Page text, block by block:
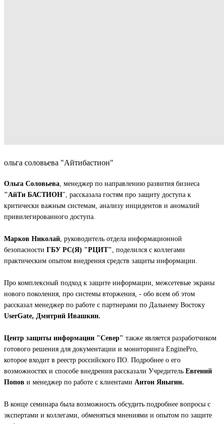
ольга соловьева "Айтибастион"
Ольга Соловьева , менеджер по направлению развития бизнеса
"АйТи БАСТИОН", рассказала гостям про защиту доступа к
критически важным системам, анализу инцидентов и аномалий
привилегированного доступа.
Марков Николай , руководитель отдела информационной
безопасности ГБУ РС(Я) "РЦИТ" , поделился с коллегами
практическим опытом внедрения средств защиты информации.
Про комплексный подход к защите информации, межсетевые экраны
нового поколения, про системы вторжения, - обо всем об этом
рассказал менеджер по работе с партнерами по Дальнему Востоку
UserGate, Дмитрий Ивашкин.
Центр защиты информации "Север" также является разработчиком
готового решения для документации и мониторинга EnginePro,
которое входит в реестр российского ПО. Подробнее о его
возможностях и способе внедрения рассказали Учредитель Евгений
Попов и менеджер по работе с клиентами Антон Яныгин.
В конце семинара была возможность обсудить подробнее вопросы с
экспертами и коллегами, обменяться мнениями и опытом по защите